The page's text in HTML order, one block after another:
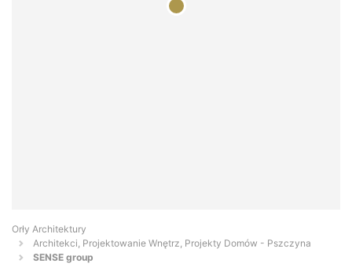
Orły Architektury
Architekci, Projektowanie Wnętrz, Projekty Domów - Pszczyna
SENSE group